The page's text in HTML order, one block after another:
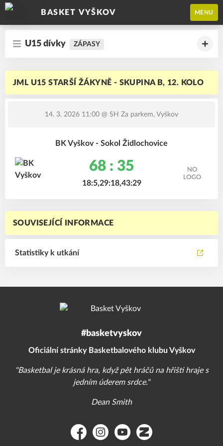
BASKET VYŠKOV MENU
U15 dívky ZÁPASY
JML U15 STARŠÍ ŽÁKYNĚ - SKUPINA B, 12. KOLO
14. 3. 2026 11:00 @ SH Za parkem, Vyškov
BK Vyškov - Sokol Židlochovice
68 : 35
18:5,29:18,43:29
SOUVISEJÍCÍ INFORMACE
Statistiky k utkání
#basketvyskov
Oficiální stránky Basketbalového klubu Vyškov
"Basketbal je krásná hra, když pět hráčů na hřišti hraje s
jedním úderem srdce."
Dean Smith
FacebookInstagramYouTubeZonerama